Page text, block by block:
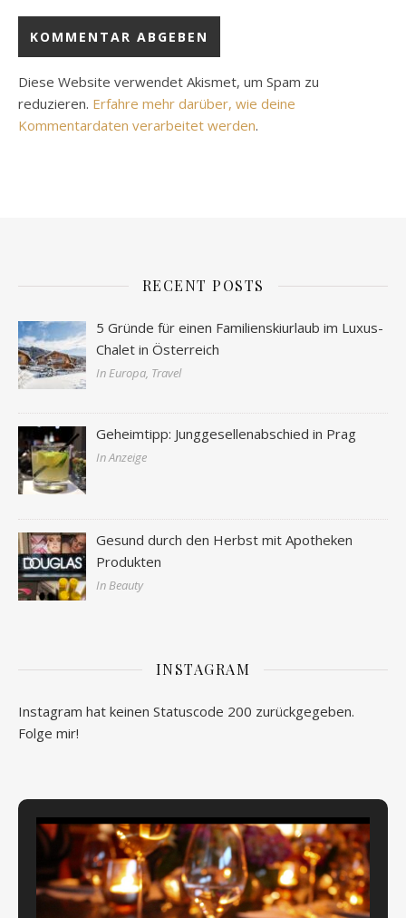
Diese Website verwendet Akismet, um Spam zu
reduzieren. Erfahre mehr darüber, wie deine
Kommentardaten verarbeitet werden.
RECENT POSTS
5 Gründe für einen Familienskiurlaub im Luxus-
Chalet in Österreich
In Europa, Travel
Geheimtipp: Junggesellenabschied in Prag
In Anzeige
Gesund durch den Herbst mit Apotheken
Produkten
In Beauty
INSTAGRAM
Instagram hat keinen Statuscode 200 zurückgegeben.
Folge mir!